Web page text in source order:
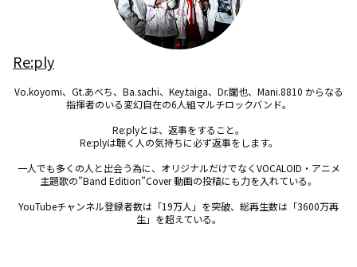
Re:ply
Vo.koyomi、Gt.あべち、Ba.sachi、Key.taiga、Dr.闥也、Mani.8810 からなる
指揮者のいる変幻自在の6人組マルチロックバンド。
Re:plyとは、返事をすること。
Re:plyは聴く人の気持ちに必ず返事をします。
一人でも多くの人と出会う為に、オリジナルだけでなくVOCALOID・アニメ
主題歌の”Band Edition”Cover 動画の投稿にも力を入れている。
YouTubeチャンネル登録者数は「19万人」を突破、総再生数は「3600万再
生」を超えている。